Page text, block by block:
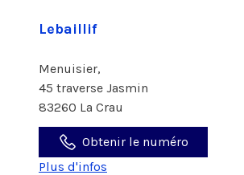
Lebaillif
Menuisier,
45 traverse Jasmin
83260 La Crau
Obtenir le numéro
Plus d'infos